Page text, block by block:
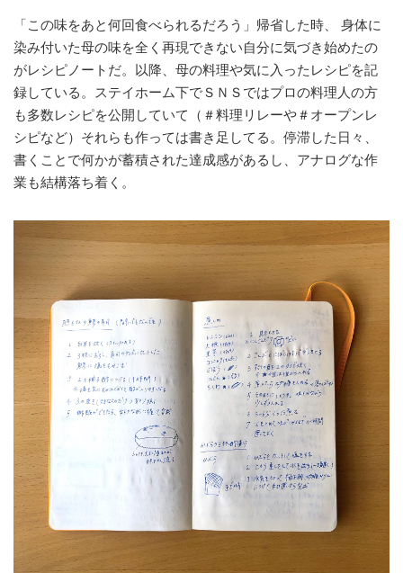
「この味をあと何回食べられるだろう」帰省した時、 身体に
染み付いた母の味を全く再現できない自分に気づき始めたの
がレシピノートだ。以降、母の料理や気に入ったレシピを記
録している。ステイホーム下でＳＮＳではプロの料理人の方
も多数レシピを公開していて（＃料理リレーや＃オープンレ
シピなど）それらも作っては書き足してる。停滞した日々、
書くことで何かが蓄積された達成感があるし、アナログな作
業も結構落ち着く。